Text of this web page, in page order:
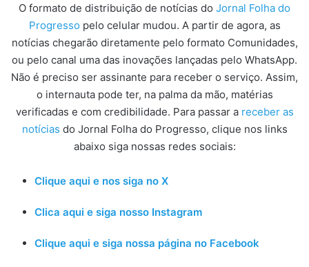
O formato de distribuição de notícias do Jornal Folha do
Progresso pelo celular mudou. A partir de agora, as
notícias chegarão diretamente pelo formato Comunidades,
ou pelo canal uma das inovações lançadas pelo WhatsApp.
Não é preciso ser assinante para receber o serviço. Assim,
o internauta pode ter, na palma da mão, matérias
verificadas e com credibilidade. Para passar a receber as
notícias do Jornal Folha do Progresso, clique nos links
abaixo siga nossas redes sociais:
Clique aqui e nos siga no X
Clica aqui e siga nosso Instagram
Clique aqui e siga nossa página no Facebook